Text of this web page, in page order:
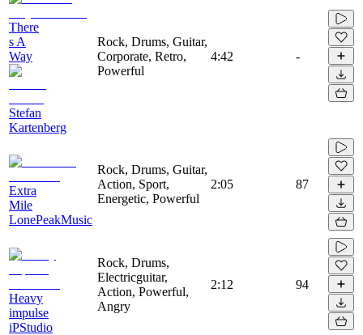
There
s A
Way
Stefan
Kartenberg
Rock, Drums, Guitar,
Corporate, Retro,
Powerful
4:42 -
Extra
Mile
LonePeakMusic
Rock, Drums, Guitar,
Action, Sport,
Energetic, Powerful
2:05 87
Heavy
impulse
iPStudio
Rock, Drums,
Electricguitar,
Action, Powerful,
Angry
2:12 94